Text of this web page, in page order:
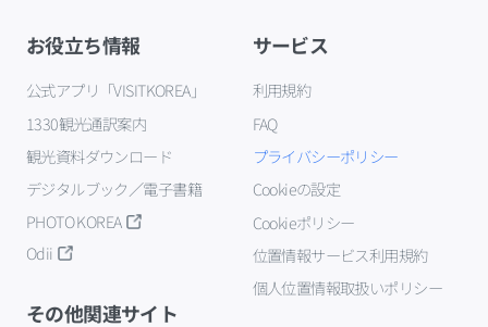
お役立ち情報
公式アプリ「VISITKOREA」
1330観光通訳案内
観光資料ダウンロード
デジタルブック／電子書籍
PHOTO KOREA
Odii
サービス
利用規約
FAQ
プライバシーポリシー
Cookieの設定
Cookieポリシー
位置情報サービス利用規約
個人位置情報取扱いポリシー
その他関連サイト